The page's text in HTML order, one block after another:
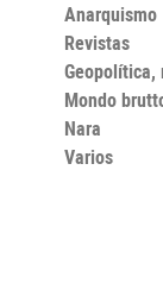
Anarquismo
Revistas
Mondo
Nara
Varios